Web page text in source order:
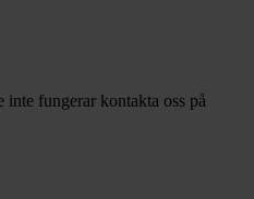
inte fungerar kontakta oss på